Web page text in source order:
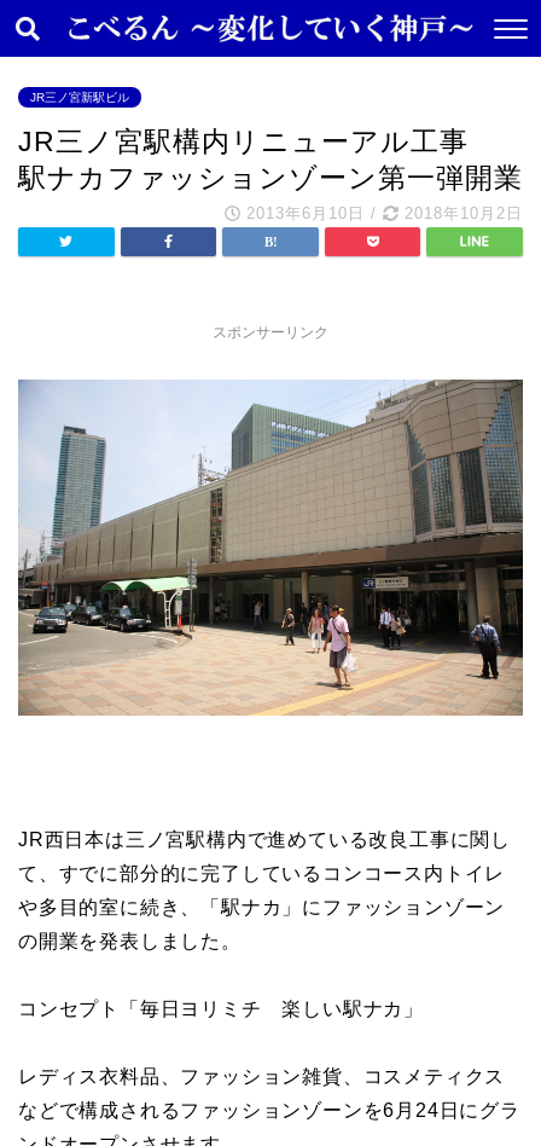
JR三ノ宮新駅ビル
JR三ノ宮駅構内リニューアル工事
駅ナカファッションゾーン第一弾開業
2013年6月10日 / 2018年10月2日
スポンサーリンク
JR西日本は三ノ宮駅構内で進めている改良工事に関し
て、すでに部分的に完了しているコンコース内トイレ
や多目的室に続き、「駅ナカ」にファッションゾーン
の開業を発表しました。
コンセプト「毎日ヨリミチ 楽しい駅ナカ」
レディス衣料品、ファッション雑貨、コスメティクス
などで構成されるファッションゾーンを6月24日にグラ